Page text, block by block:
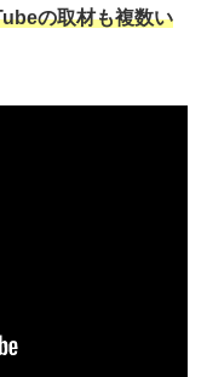
の取材も複数い